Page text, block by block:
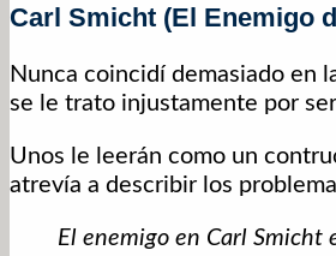
Carl Smicht (El Enemigo
Nunca coincidí demasiado en
se le trato injustamente por
Unos le leerán como un
atrevía a describir los
El enemigo en Carl